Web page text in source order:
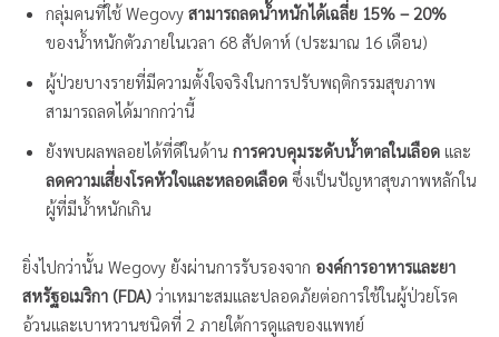
กลุ่มคนที่ใช้ Wegovy สามารถลดน้ำหนักได้เฉลี่ย 15% – 20%
ของน้ำหนักตัวภายในเวลา 68 สัปดาห์ (ประมาณ 16 เดือน)
ผู้ป่วยบางรายที่มีความตั้งใจจริงในการปรับพฤติกรรมสุขภาพ
สามารถลดได้มากกว่านี้
ยังพบผลพลอยได้ที่ดีในด้าน การควบคุมระดับน้ำตาลในเลือด และ
ลดความเสี่ยงโรคหัวใจและหลอดเลือด ซึ่งเป็นปัญหาสุขภาพหลักใน
ผู้ที่มีน้ำหนักเกิน
ยิ่งไปกว่านั้น Wegovy ยังผ่านการรับรองจาก องค์การอาหารและยา
สหรัฐอเมริกา (FDA) ว่าเหมาะสมและปลอดภัยต่อการใช้ในผู้ป่วยโรค
อ้วนและเบาหวานชนิดที่ 2 ภายใต้การดูแลของแพทย์